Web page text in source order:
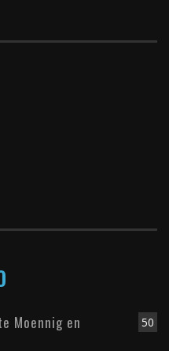
50
Moennig en